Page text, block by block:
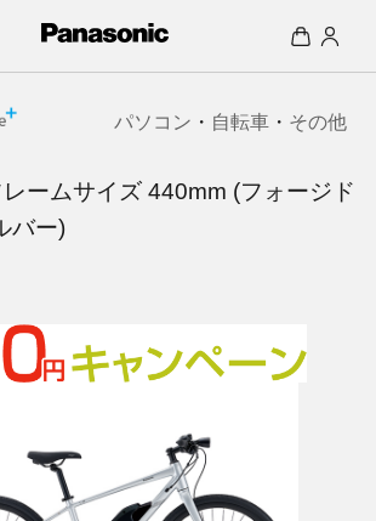
パソコン ・ 自転車 ・ その他
ームサイズ 440mm (フォージド
バー)